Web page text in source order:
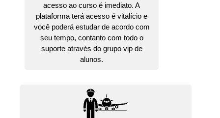
acesso ao curso é imediato. A
plataforma terá acesso é vitalício e
você poderá estudar de acordo com
seu tempo, contanto com todo o
suporte através do grupo vip de
alunos.